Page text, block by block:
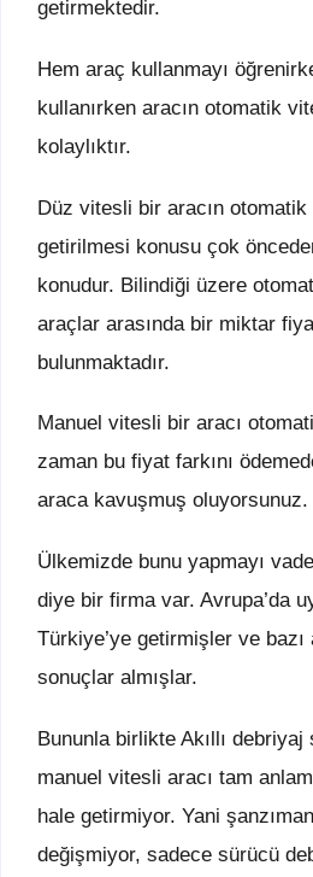
getirmektedir.
Hem araç kullanmayı
kullanırken aracın otomatik
kolaylıktır.
Düz vitesli bir aracın
getirilmesi konusu çok
konudur. Bilindiği üzere
araçlar arasında bir miktar
bulunmaktadır.
Manuel vitesli bir aracı
zaman bu fiyat farkını
araca kavuşmuş oluyorsunuz.
Ülkemizde bunu yapmayı
diye bir firma var. Avrupa’da
Türkiye’ye getirmişler ve bazı
sonuçlar almışlar.
Bununla birlikte Akıllı
manuel vitesli aracı tam
hale getirmiyor. Yani
değişmiyor, sadece sürücü